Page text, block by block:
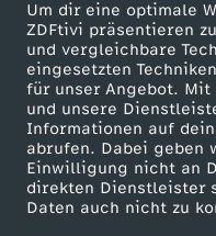
Um dir eine optimale
ZDFtivi präsentieren
und vergleichbare
eingesetzten
für unser Angebot.
und unsere
Informationen auf
abrufen. Dabei geben
Einwilligung nicht an
direkten Dienstleister
Daten auch nicht zu
i
n
H
a
Mehr ZDF
ZDF-Apps
Smart TV
ZDFtext